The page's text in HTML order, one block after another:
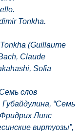
Tonkha.
(Guillaume
Claude
Sofia
слов
“Семь
Фридрих Липс
виртуозы”,